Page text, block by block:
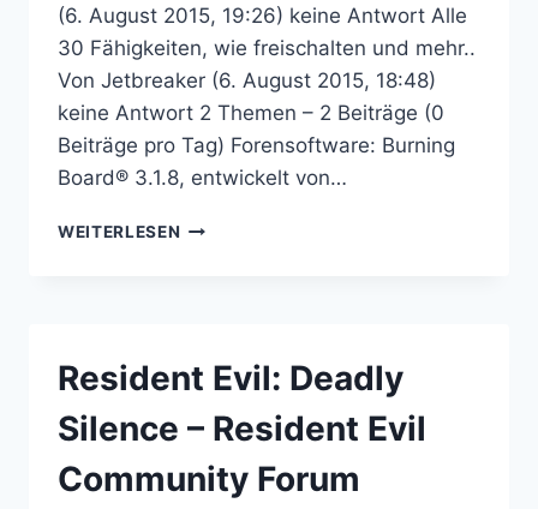
(6. August 2015, 19:26) keine Antwort Alle
30 Fähigkeiten, wie freischalten und mehr..
Von Jetbreaker (6. August 2015, 18:48)
keine Antwort 2 Themen – 2 Beiträge (0
Beiträge pro Tag) Forensoftware: Burning
Board® 3.1.8, entwickelt von…
WEITERLESEN RESIDENT
RESIDENT
COMMUNITY
Resident Evil: Deadly
Silence – Resident Evil
Community Forum